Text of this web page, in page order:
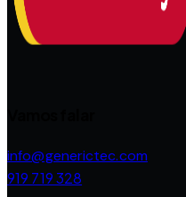
info@generictec.com
919 719 328